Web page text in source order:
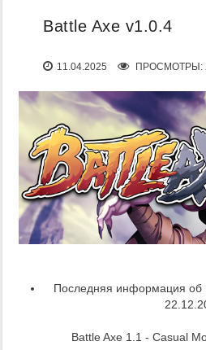
Battle Axe v1.0.4
11.04.2025 ПРОСМОТРЫ:
Последняя информация об
Battle Axe 1.1 - Casual